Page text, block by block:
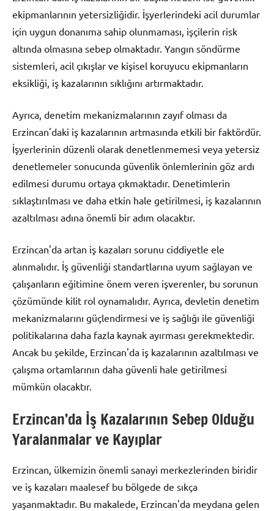
ekipmanlarının yetersizliğidir. İşyerlerindeki acil durumlar
için uygun donanıma sahip olunmaması, işçilerin risk
altında olmasına sebep olmaktadır. Yangın söndürme
sistemleri, acil çıkışlar ve kişisel koruyucu ekipmanların
eksikliği, iş kazalarının sıklığını artırmaktadır.
Ayrıca, denetim mekanizmalarının zayıf olması da
Erzincan'daki iş kazalarının artmasında etkili bir faktördür.
İşyerlerinin düzenli olarak denetlenmemesi veya yetersiz
denetlemeler sonucunda güvenlik önlemlerinin göz ardı
edilmesi durumu ortaya çıkmaktadır. Denetimlerin
sıklaştırılması ve daha etkin hale getirilmesi, iş kazalarının
azaltılması adına önemli bir adım olacaktır.
Erzincan'da artan iş kazaları sorunu ciddiyetle ele
alınmalıdır. İş güvenliği standartlarına uyum sağlayan ve
çalışanların eğitimine önem veren işverenler, bu sorunun
çözümünde kilit rol oynamalıdır. Ayrıca, devletin denetim
mekanizmalarını güçlendirmesi ve iş sağlığı ile güvenliği
politikalarına daha fazla kaynak ayırması gerekmektedir.
Ancak bu şekilde, Erzincan'da iş kazalarının azaltılması ve
çalışma ortamlarının daha güvenli hale getirilmesi
mümkün olacaktır.
Erzincan’da İş Kazalarının Sebep Olduğu
Yaralanmalar ve Kayıplar
Erzincan, ülkemizin önemli sanayi merkezlerinden biridir
ve iş kazaları maalesef bu bölgede de sıkça
yaşanmaktadır. Bu makalede, Erzincan'da meydana gelen